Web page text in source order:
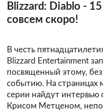
Blizzard: Diablo -
совсем скоро!
В честь
Blizzard Entertainment
посвященный этому,
событию. На cтраницах
серии найдут
Крисом Метценом,